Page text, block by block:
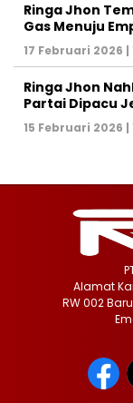
Ringa Jhon
Gas Menuju
17 Februari 2026 |
Ringa Jhon
Partai Dipacu
15 Februari 2026 |
Alamat
RW 002